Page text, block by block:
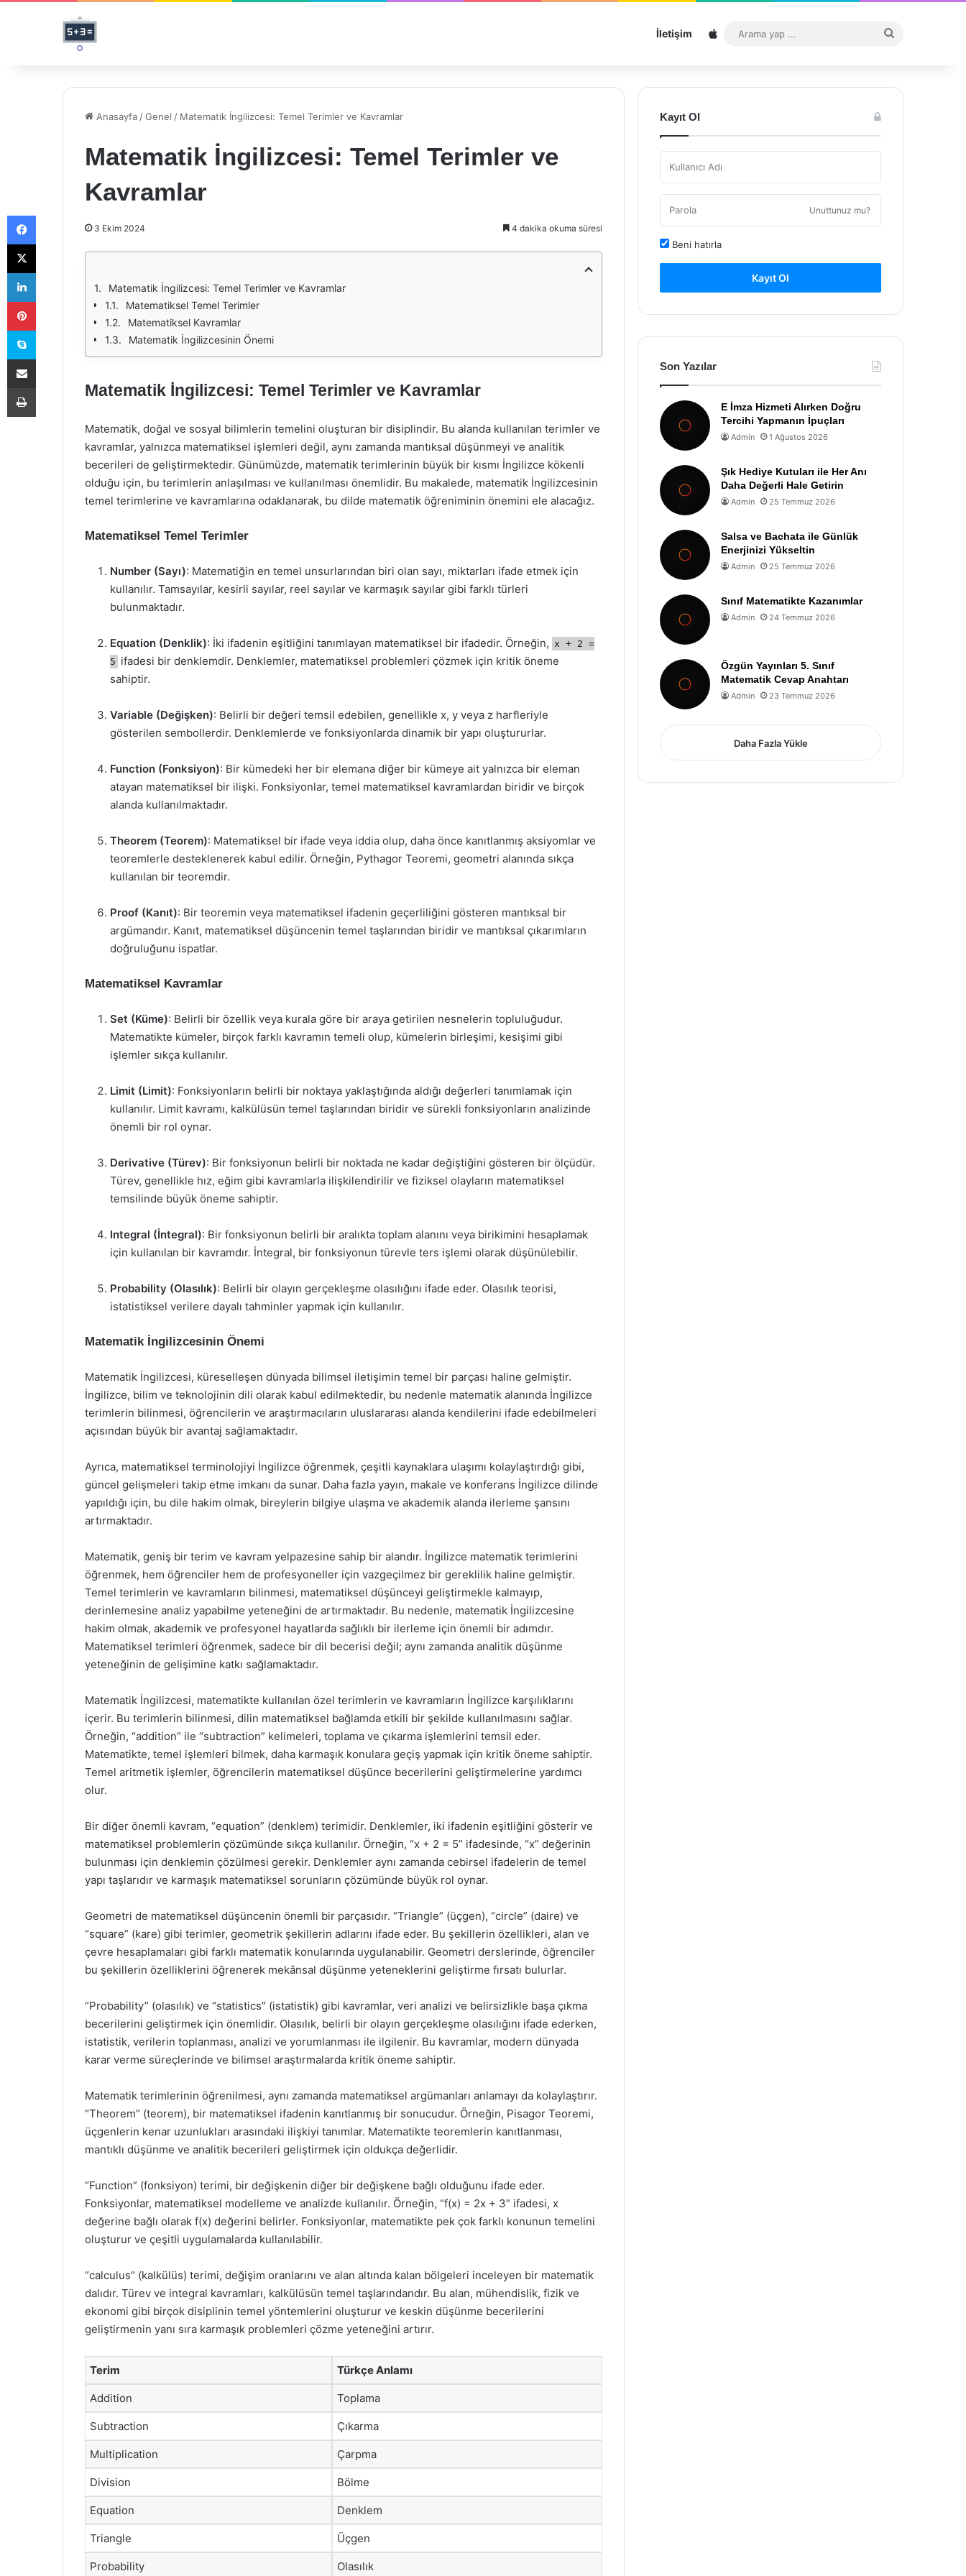
İletişim Sitemap
...
Anasayfa /Genel / Matematik İngilizcesi: Temel Terimler ve Kavramlar
Matematik İngilizcesi: Temel Terimler ve
Kavramlar
3 Ekim 2024 4 dakika okuma süresi
Matematik İngilizcesi: Temel Terimler ve Kavramlar
Matematiksel Temel Terimler
Matematiksel Kavramlar
Matematik İngilizcesinin Önemi
Matematik İngilizcesi: Temel Terimler ve Kavramlar
Matematik, doğal ve sosyal bilimlerin temelini oluşturan bir disiplindir. Bu alanda kullanılan terimler ve
kavramlar, yalnızca matematiksel işlemleri değil, aynı zamanda mantıksal düşünmeyi ve analitik
becerileri de geliştirmektedir. Günümüzde, matematik terimlerinin büyük bir kısmı İngilizce kökenli
olduğu için, bu terimlerin anlaşılması ve kullanılması önemlidir. Bu makalede, matematik İngilizcesinin
temel terimlerine ve kavramlarına odaklanarak, bu dilde matematik öğreniminin önemini ele alacağız.
Matematiksel Temel Terimler
Number (Sayı): Matematiğin en temel unsurlarından biri olan sayı, miktarları ifade etmek için
kullanılır. Tamsayılar, kesirli sayılar, reel sayılar ve karmaşık sayılar gibi farklı türleri
bulunmaktadır.
Equation (Denklik): İki ifadenin eşitliğini tanımlayan matematiksel bir ifadedir. Örneğin, x + 2 =
5 ifadesi bir denklemdir. Denklemler, matematiksel problemleri çözmek için kritik öneme
sahiptir.
Variable (Değişken): Belirli bir değeri temsil edebilen, genellikle x, y veya z harfleriyle
gösterilen sembollerdir. Denklemlerde ve fonksiyonlarda dinamik bir yapı oluştururlar.
Function (Fonksiyon): Bir kümedeki her bir elemana diğer bir kümeye ait yalnızca bir eleman
atayan matematiksel bir ilişki. Fonksiyonlar, temel matematiksel kavramlardan biridir ve birçok
alanda kullanılmaktadır.
Theorem (Teorem): Matematiksel bir ifade veya iddia olup, daha önce kanıtlanmış aksiyomlar ve
teoremlerle desteklenerek kabul edilir. Örneğin, Pythagor Teoremi, geometri alanında sıkça
kullanılan bir teoremdir.
Proof (Kanıt): Bir teoremin veya matematiksel ifadenin geçerliliğini gösteren mantıksal bir
argümandır. Kanıt, matematiksel düşüncenin temel taşlarından biridir ve mantıksal çıkarımların
doğruluğunu ispatlar.
Matematiksel Kavramlar
Set (Küme): Belirli bir özellik veya kurala göre bir araya getirilen nesnelerin topluluğudur.
Matematikte kümeler, birçok farklı kavramın temeli olup, kümelerin birleşimi, kesişimi gibi
işlemler sıkça kullanılır.
Limit (Limit): Fonksiyonların belirli bir noktaya yaklaştığında aldığı değerleri tanımlamak için
kullanılır. Limit kavramı, kalkülüsün temel taşlarından biridir ve sürekli fonksiyonların analizinde
önemli bir rol oynar.
Derivative (Türev): Bir fonksiyonun belirli bir noktada ne kadar değiştiğini gösteren bir ölçüdür.
Türev, genellikle hız, eğim gibi kavramlarla ilişkilendirilir ve fiziksel olayların matematiksel
temsilinde büyük öneme sahiptir.
Integral (İntegral): Bir fonksiyonun belirli bir aralıkta toplam alanını veya birikimini hesaplamak
için kullanılan bir kavramdır. İntegral, bir fonksiyonun türevle ters işlemi olarak düşünülebilir.
Probability (Olasılık): Belirli bir olayın gerçekleşme olasılığını ifade eder. Olasılık teorisi,
istatistiksel verilere dayalı tahminler yapmak için kullanılır.
Matematik İngilizcesinin Önemi
Matematik İngilizcesi, küreselleşen dünyada bilimsel iletişimin temel bir parçası haline gelmiştir.
İngilizce, bilim ve teknolojinin dili olarak kabul edilmektedir, bu nedenle matematik alanında İngilizce
terimlerin bilinmesi, öğrencilerin ve araştırmacıların uluslararası alanda kendilerini ifade edebilmeleri
açısından büyük bir avantaj sağlamaktadır.
Ayrıca, matematiksel terminolojiyi İngilizce öğrenmek, çeşitli kaynaklara ulaşımı kolaylaştırdığı gibi,
güncel gelişmeleri takip etme imkanı da sunar. Daha fazla yayın, makale ve konferans İngilizce dilinde
yapıldığı için, bu dile hakim olmak, bireylerin bilgiye ulaşma ve akademik alanda ilerleme şansını
artırmaktadır.
Matematik, geniş bir terim ve kavram yelpazesine sahip bir alandır. İngilizce matematik terimlerini
öğrenmek, hem öğrenciler hem de profesyoneller için vazgeçilmez bir gereklilik haline gelmiştir.
Temel terimlerin ve kavramların bilinmesi, matematiksel düşünceyi geliştirmekle kalmayıp,
derinlemesine analiz yapabilme yeteneğini de artırmaktadır. Bu nedenle, matematik İngilizcesine
hakim olmak, akademik ve profesyonel hayatlarda sağlıklı bir ilerleme için önemli bir adımdır.
Matematiksel terimleri öğrenmek, sadece bir dil becerisi değil; aynı zamanda analitik düşünme
yeteneğinin de gelişimine katkı sağlamaktadır.
Matematik İngilizcesi, matematikte kullanılan özel terimlerin ve kavramların İngilizce karşılıklarını
içerir. Bu terimlerin bilinmesi, dilin matematiksel bağlamda etkili bir şekilde kullanılmasını sağlar.
Örneğin, “addition” ile “subtraction” kelimeleri, toplama ve çıkarma işlemlerini temsil eder.
Matematikte, temel işlemleri bilmek, daha karmaşık konulara geçiş yapmak için kritik öneme sahiptir.
Temel aritmetik işlemler, öğrencilerin matematiksel düşünce becerilerini geliştirmelerine yardımcı
olur.
Bir diğer önemli kavram, “equation” (denklem) terimidir. Denklemler, iki ifadenin eşitliğini gösterir ve
matematiksel problemlerin çözümünde sıkça kullanılır. Örneğin, “x + 2 = 5” ifadesinde, “x” değerinin
bulunması için denklemin çözülmesi gerekir. Denklemler aynı zamanda cebirsel ifadelerin de temel
yapı taşlarıdır ve karmaşık matematiksel sorunların çözümünde büyük rol oynar.
Geometri de matematiksel düşüncenin önemli bir parçasıdır. “Triangle” (üçgen), “circle” (daire) ve
“square” (kare) gibi terimler, geometrik şekillerin adlarını ifade eder. Bu şekillerin özellikleri, alan ve
çevre hesaplamaları gibi farklı matematik konularında uygulanabilir. Geometri derslerinde, öğrenciler
bu şekillerin özelliklerini öğrenerek mekânsal düşünme yeteneklerini geliştirme fırsatı bulurlar.
“Probability” (olasılık) ve “statistics” (istatistik) gibi kavramlar, veri analizi ve belirsizlikle başa çıkma
becerilerini geliştirmek için önemlidir. Olasılık, belirli bir olayın gerçekleşme olasılığını ifade ederken,
istatistik, verilerin toplanması, analizi ve yorumlanması ile ilgilenir. Bu kavramlar, modern dünyada
karar verme süreçlerinde ve bilimsel araştırmalarda kritik öneme sahiptir.
Matematik terimlerinin öğrenilmesi, aynı zamanda matematiksel argümanları anlamayı da kolaylaştırır.
“Theorem” (teorem), bir matematiksel ifadenin kanıtlanmış bir sonucudur. Örneğin, Pisagor Teoremi,
üçgenlerin kenar uzunlukları arasındaki ilişkiyi tanımlar. Matematikte teoremlerin kanıtlanması,
mantıklı düşünme ve analitik becerileri geliştirmek için oldukça değerlidir.
“Function” (fonksiyon) terimi, bir değişkenin diğer bir değişkene bağlı olduğunu ifade eder.
Fonksiyonlar, matematiksel modelleme ve analizde kullanılır. Örneğin, “f(x) = 2x + 3” ifadesi, x
değerine bağlı olarak f(x) değerini belirler. Fonksiyonlar, matematikte pek çok farklı konunun temelini
oluşturur ve çeşitli uygulamalarda kullanılabilir.
“calculus” (kalkülüs) terimi, değişim oranlarını ve alan altında kalan bölgeleri inceleyen bir matematik
dalıdır. Türev ve integral kavramları, kalkülüsün temel taşlarındandır. Bu alan, mühendislik, fizik ve
ekonomi gibi birçok disiplinin temel yöntemlerini oluşturur ve keskin düşünme becerilerini
geliştirmenin yanı sıra karmaşık problemleri çözme yeteneğini artırır.
Terim Türkçe Anlamı
Addition Toplama
Subtraction Çıkarma
Multiplication Çarpma
Division Bölme
Equation Denklem
Triangle Üçgen
Probability Olasılık
Kayıt Ol
Unuttunuz mu?
Beni hatırla
Kayıt Ol
Son Yazılar
E İmza Hizmeti Alırken Doğru
Tercihi Yapmanın İpuçları
Admin 1 Ağustos 2026
Şık Hediye Kutuları ile Her Anı
Daha Değerli Hale Getirin
Admin 25 Temmuz 2026
Salsa ve Bachata ile Günlük
Enerjinizi Yükseltin
Admin 25 Temmuz 2026
Sınıf Matematikte Kazanımlar
Admin 24 Temmuz 2026
Özgün Yayınları 5. Sınıf
Matematik Cevap Anahtarı
Admin 23 Temmuz 2026
Daha Fazla Yükle
Facebook
X
LinkedIn
Pinterest
Skype
E-Posta ile paylaş